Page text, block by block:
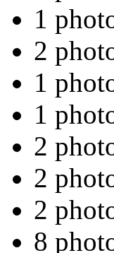
1
2
1
1
2
2
2
8